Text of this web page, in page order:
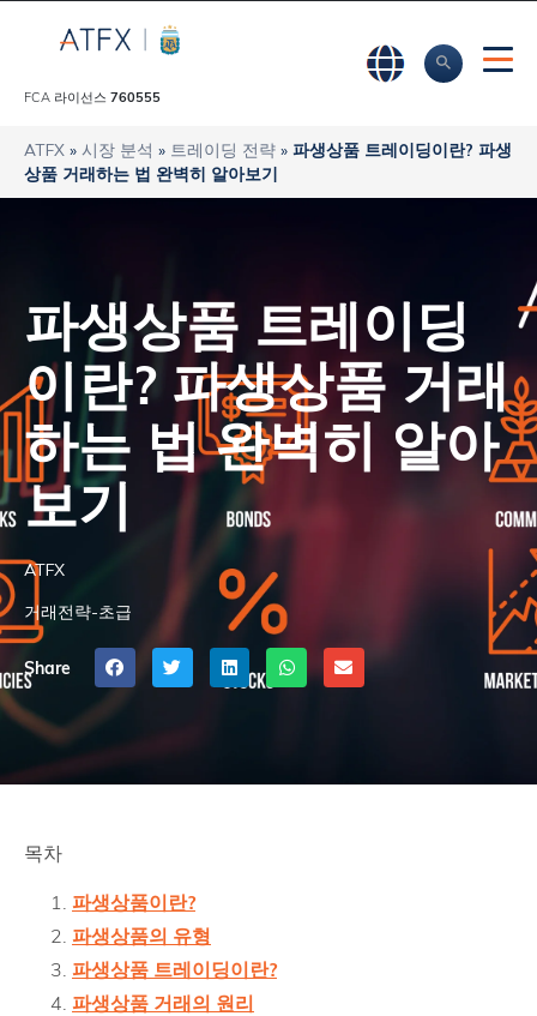
FCA 라이선스 760555
ATFX » 시장 분석 » 트레이딩 전략 » 파생상품 트레이딩이란? 파생
상품 거래하는 법 완벽히 알아보기
파생상품 트레이딩
이란? 파생상품 거래
하는 법 완벽히 알아
보기
ATFX
거래전략-초급
Share
목차
파생상품이란?
파생상품의 유형
파생상품 트레이딩이란?
파생상품 거래의 원리